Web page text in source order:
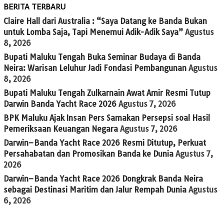
BERITA TERBARU
Claire Hall dari Australia : “Saya Datang ke Banda Bukan
untuk Lomba Saja, Tapi Menemui Adik-Adik Saya” Agustus
8, 2026
Bupati Maluku Tengah Buka Seminar Budaya di Banda
Neira: Warisan Leluhur Jadi Fondasi Pembangunan Agustus
8, 2026
Bupati Maluku Tengah Zulkarnain Awat Amir Resmi Tutup
Darwin Banda Yacht Race 2026 Agustus 7, 2026
BPK Maluku Ajak Insan Pers Samakan Persepsi soal Hasil
Pemeriksaan Keuangan Negara Agustus 7, 2026
Darwin–Banda Yacht Race 2026 Resmi Ditutup, Perkuat
Persahabatan dan Promosikan Banda ke Dunia Agustus 7,
2026
Darwin–Banda Yacht Race 2026 Dongkrak Banda Neira
sebagai Destinasi Maritim dan Jalur Rempah Dunia Agustus
6, 2026